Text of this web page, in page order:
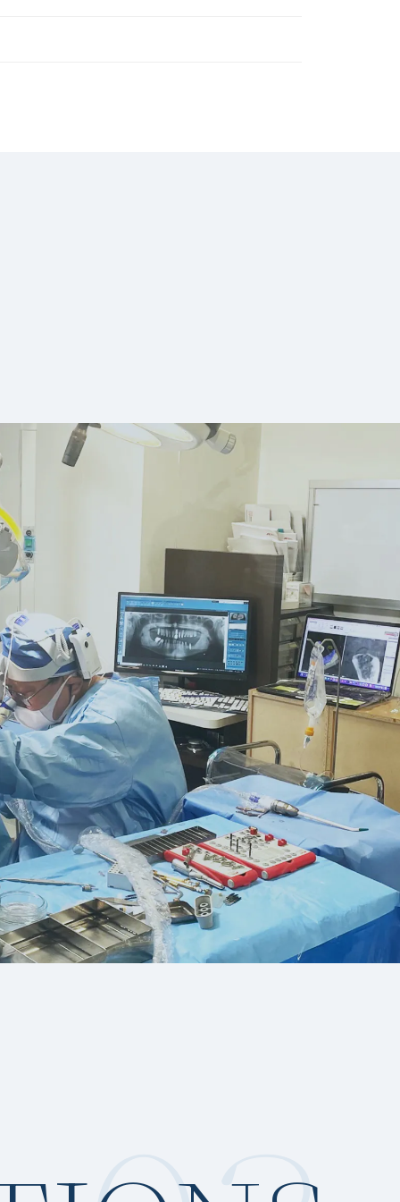
す）
おります。
、洗口液、洗浄液、その他の購入費用は自
補填）
円
当院では実施しておりません